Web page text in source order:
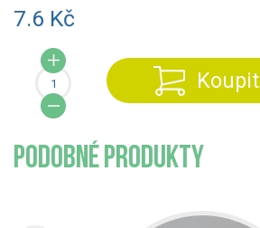
7.6 Kč
Koupit
PODOBNÉ PRODUKTY